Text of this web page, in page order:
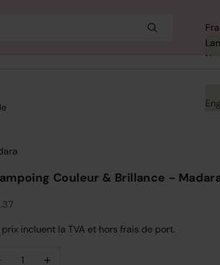
Couleur & Brillance -
vente
prix incluent la TVA et hors frais de port.
la quantité